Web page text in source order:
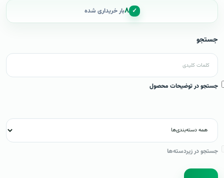
✓ ۸بار خریداری شده
جستجو
جستجو در توضیحات محصول
جستجو در زیردسته‌ها